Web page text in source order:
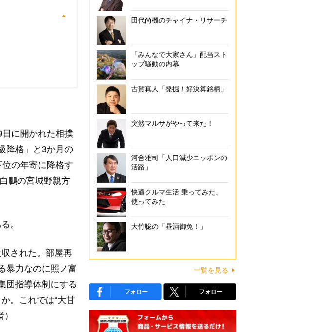
に開かれた相撲
降格」と3か月の
の年寄に降格す
鵬の宮城野親方
。
された。部屋再
暴力なのに照ノ富
団指導体制にする
。これでは“大甘
田代尚機のチャイナ・リサーチ
「みんなで大家さん」配当スト
ップ騒動の内幕
古賀真人「発掘！好決算銘柄」
突然マルサがやって来た！
河合雅司「人口減少ニッポンの
活路」
快適クルマ生活 乗ってみた、
使ってみた
大竹聡の「昼酒御免！」
一覧を見る
フォロー フォロー